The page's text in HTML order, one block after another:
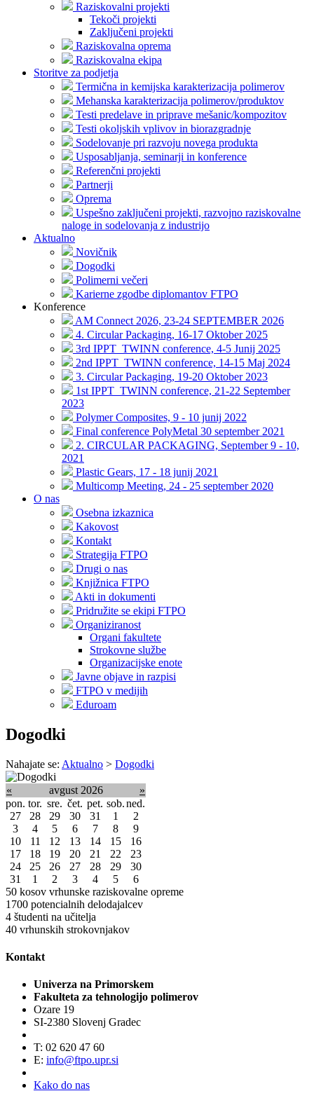
Raziskovalni projekti
Tekoči projekti
Zaključeni projekti
Raziskovalna oprema
Raziskovalna ekipa
Storitve za podjetja
Termična in kemijska karakterizacija polimerov
Mehanska karakterizacija polimerov/produktov
Testi predelave in priprave mešanic/kompozitov
Testi okoljskih vplivov in biorazgradnje
Sodelovanje pri razvoju novega produkta
Usposabljanja, seminarji in konference
Referenčni projekti
Partnerji
Oprema
Uspešno zaključeni projekti, razvojno raziskovalne
naloge in sodelovanja z industrijo
Aktualno
Novičnik
Dogodki
Polimerni večeri
Karierne zgodbe diplomantov FTPO
Konference
AM Connect 2026, 23-24 SEPTEMBER 2026
4. Circular Packaging, 16-17 Oktober 2025
3rd IPPT_TWINN conference, 4-5 Junij 2025
2nd IPPT_TWINN conference, 14-15 Maj 2024
3. Circular Packaging, 19-20 Oktober 2023
1st IPPT_TWINN conference, 21-22 September
2023
Polymer Composites, 9 - 10 junij 2022
Final conference PolyMetal 30 september 2021
2. CIRCULAR PACKAGING, September 9 - 10,
2021
Plastic Gears, 17 - 18 junij 2021
Multicomp Meeting, 24 - 25 september 2020
O nas
Osebna izkaznica
Kakovost
Kontakt
Strategija FTPO
Drugi o nas
Knjižnica FTPO
Akti in dokumenti
Pridružite se ekipi FTPO
Organiziranost
Organi fakultete
Strokovne službe
Organizacijske enote
Javne objave in razpisi
FTPO v medijih
Eduroam
Dogodki
Nahajate se: Aktualno > Dogodki
« avgust 2026
»
pon. tor. sre. čet. pet. sob.ned.
27
28 29 30 31 1
2
3
4 5 6 7 8
9
10
11 12 13 14 15
16
17
18 19 20 21 22
23
24
25 26 27 28 29
30
31
1 2 3 4 5
6
50 kosov vrhunske raziskovalne opreme
1700 potencialnih delodajalcev
4 študenti na učitelja
40 vrhunskih strokovnjakov
Kontakt
Univerza na Primorskem
Fakulteta za tehnologijo polimerov
Ozare 19
SI-2380 Slovenj Gradec
T: 02 620 47 60
E: info@ftpo.upr.si
Kako do nas